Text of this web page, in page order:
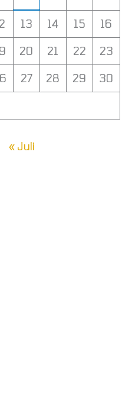
13 14 15 16
20 21 22 23
27 28 29 30
« Juli